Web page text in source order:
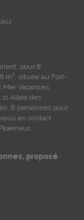
pour 8
m², située au Fort-
Vacances
Allée des
8 personnes pour
en contact
proposé